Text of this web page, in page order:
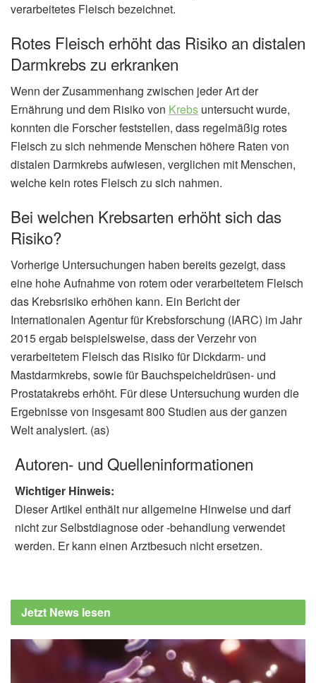
verarbeitetes Fleisch bezeichnet.
Rotes Fleisch erhöht das Risiko an distalen
Darmkrebs zu erkranken
Wenn der Zusammenhang zwischen jeder Art der
Ernährung und dem Risiko von Krebs untersucht wurde,
konnten die Forscher feststellen, dass regelmäßig rotes
Fleisch zu sich nehmende Menschen höhere Raten von
distalen Darmkrebs aufwiesen, verglichen mit Menschen,
welche kein rotes Fleisch zu sich nahmen.
Bei welchen Krebsarten erhöht sich das
Risiko?
Vorherige Untersuchungen haben bereits gezeigt, dass
eine hohe Aufnahme von rotem oder verarbeitetem Fleisch
das Krebsrisiko erhöhen kann. Ein Bericht der
Internationalen Agentur für Krebsforschung (IARC) im Jahr
2015 ergab beispielsweise, dass der Verzehr von
verarbeitetem Fleisch das Risiko für Dickdarm- und
Mastdarmkrebs, sowie für Bauchspeicheldrüsen- und
Prostatakrebs erhöht. Für diese Untersuchung wurden die
Ergebnisse von insgesamt 800 Studien aus der ganzen
Welt analysiert. (as)
Autoren- und Quelleninformationen
Wichtiger Hinweis:
Dieser Artikel enthält nur allgemeine Hinweise und darf
nicht zur Selbstdiagnose oder -behandlung verwendet
werden. Er kann einen Arztbesuch nicht ersetzen.
Jetzt News lesen